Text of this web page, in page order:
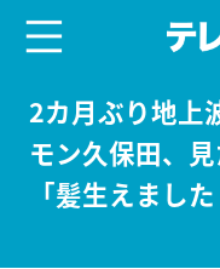
2カ月ぶり地上
モン久保田、
「髪生えました